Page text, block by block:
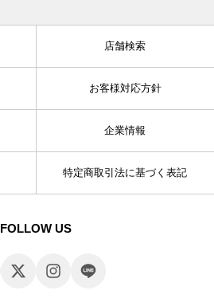
店舗検索
お客様対応方針
企業情報
特定商取引法に基づく表記
FOLLOW US